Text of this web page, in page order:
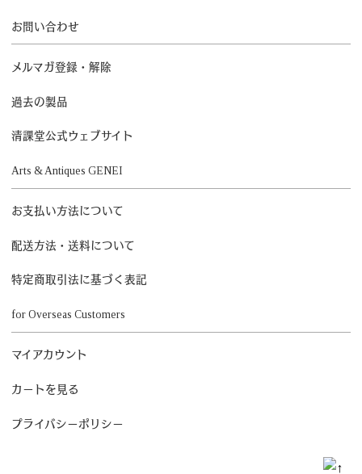
お問い合わせ
メルマガ登録・解除
過去の製品
清課堂公式ウェブサイト
Arts & Antiques GENEI
お支払い方法について
配送方法・送料について
特定商取引法に基づく表記
for Overseas Customers
マイアカウント
カートを見る
プライバシーポリシー